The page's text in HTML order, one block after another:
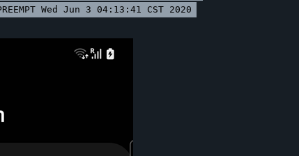
Wed Jun 3 04:13:41 CST 2020